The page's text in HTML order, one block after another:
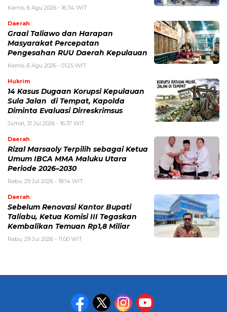
Kamis, 6 Agu 2026 - 16:34 WIT
Daerah
Graal Taliawo dan Harapan
Masyarakat Percepatan
Pengesahan RUU Daerah Kepulauan
Kamis, 6 Agu 2026 - 01:25 WIT
Hukrim
14 Kasus Dugaan Korupsi Kepulauan
Sula Jalan di Tempat, Kapolda
Diminta Evaluasi Dirreskrimsus
Jumat, 31 Jul 2026 - 16:37 WIT
Daerah
Rizal Marsaoly Terpilih sebagai Ketua
Umum IBCA MMA Maluku Utara
Periode 2026–2030
Rabu, 29 Jul 2026 - 18:14 WIT
Daerah
Sebelum Renovasi Kantor Bupati
Taliabu, Ketua Komisi III Tegaskan
Kembalikan Temuan Rp1,8 Miliar
Rabu, 29 Jul 2026 - 11:00 WIT